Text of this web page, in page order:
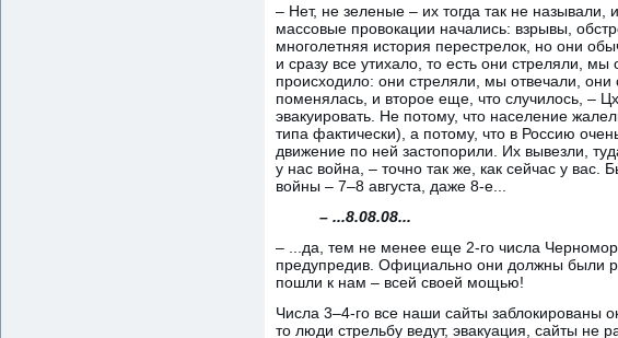
– Нет, не зеленые – их тогда так не
массовые провокации начались: взрывы,
многолетняя история перестрелок, но они
и сразу все утихало, то есть они стреляли,
происходило: они стреляли, мы отвечали, они
поменялась, и второе еще, что случилось, –
эвакуировать. Не потому, что население
типа фактически), а потому, что в Россию
движение по ней застопорили. Их вывезли,
у нас война, – точно так же, как сейчас у вас.
войны – 7–8 августа, даже 8-е...
– ...8.08.08...
– ...да, тем не менее еще 2-го числа
предупредив. Официально они должны были
пошли к нам – всей своей мощью!
Числа 3–4-го все наши сайты заблокированы
то люди стрельбу ведут, эвакуация, сайты не